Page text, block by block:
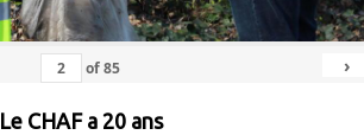
of85 ›
Le CHAF a 20 ans